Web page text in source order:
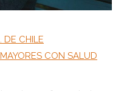
DE CHILE
CON SALUD